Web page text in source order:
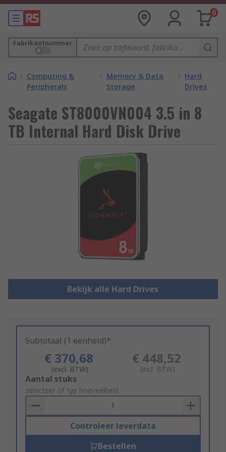
0
Fabrikantnummer
/ Computing &
Peripherals
/ Memory & Data
Storage
/ Hard
Drives
Seagate ST8000VN004 3.5 in 8
TB Internal Hard Disk Drive
Bekijk alle Hard Drives
Subtotaal (1 eenheid)*
€ 370,68
(excl. BTW)
€ 448,52
(incl. BTW)
Add
to
Basket
Aantal stuks
selecteer of typ hoeveelheid
Controleer leverdata
Bestellen